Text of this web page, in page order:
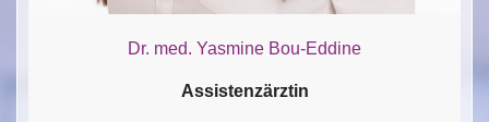
Dr. med. Yasmine Bou-Eddine
Assistenzärztin